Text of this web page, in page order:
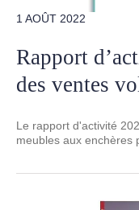
1 AOÛT 2022
Rapport
des ventes
Le rapport d'activité
meubles aux enchères